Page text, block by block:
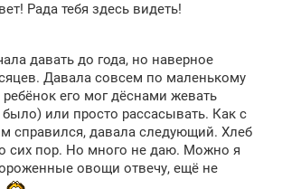
Рада тебя здесь видеть!
давать до года, но наверное
Давала совсем по маленькому
ребёнок его мог дёснами жевать
было) или просто рассасывать. Как с
справился, давала следующий. Хлеб
сих пор. Но много не даю. Можно я
овощи отвечу, ещё не